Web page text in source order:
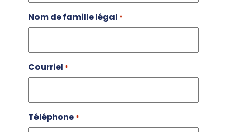
Nom de famille légal *
Courriel *
Téléphone *